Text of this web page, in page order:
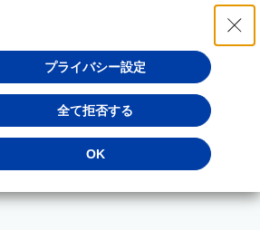
プライバシー設定
全て拒否する
OK